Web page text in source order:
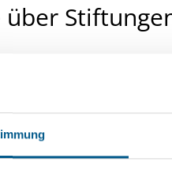
über
und
beachten.